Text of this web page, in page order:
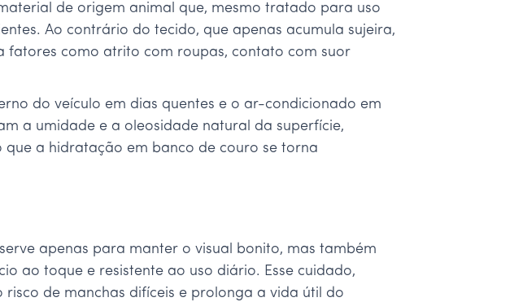
de origem animal que, mesmo tratado para uso
Ao contrário do tecido, que apenas acumula sujeira,
fatores como atrito com roupas, contato com suor
do veículo em dias quentes e o ar-condicionado em
a umidade e a oleosidade natural da superfície,
que a hidratação em banco de couro se torna
apenas para manter o visual bonito, mas também
ao toque e resistente ao uso diário. Esse cuidado,
de manchas difíceis e prolonga a vida útil do